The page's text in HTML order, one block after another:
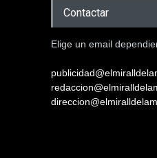
Contactar
Elige un email